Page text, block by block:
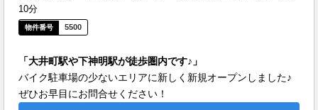
10分
5500
「大井町駅や下神明駅が徒歩圏内です♪」
バイク駐車場の少ないエリアに新しく新規オープンしました♪
ぜひお早目にお問合せください！